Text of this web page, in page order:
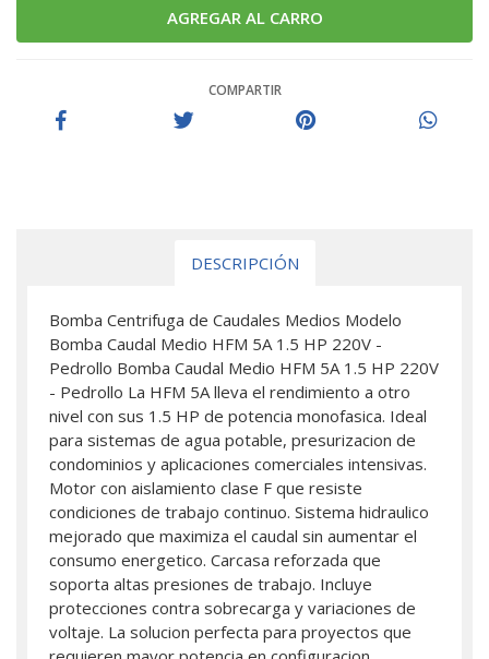
COMPARTIR
DESCRIPCIÓN
Bomba Centrifuga de Caudales Medios Modelo
Bomba Caudal Medio HFM 5A 1.5 HP 220V -
Pedrollo Bomba Caudal Medio HFM 5A 1.5 HP 220V
- Pedrollo La HFM 5A lleva el rendimiento a otro
nivel con sus 1.5 HP de potencia monofasica. Ideal
para sistemas de agua potable, presurizacion de
condominios y aplicaciones comerciales intensivas.
Motor con aislamiento clase F que resiste
condiciones de trabajo continuo. Sistema hidraulico
mejorado que maximiza el caudal sin aumentar el
consumo energetico. Carcasa reforzada que
soporta altas presiones de trabajo. Incluye
protecciones contra sobrecarga y variaciones de
voltaje. La solucion perfecta para proyectos que